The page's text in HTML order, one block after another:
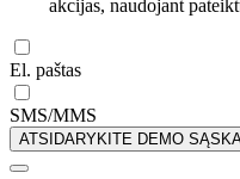
akcijas, naudojant
El. paštas
SMS/MMS
ATSIDARYKITE DEMO